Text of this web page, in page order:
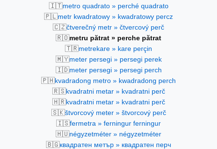
🇮🇹metro quadrato » perché quadrato
🇵🇱metr kwadratowy » kwadratowy percz
🇨🇿čtverečný metr » čtvercový perč
🇷🇴metru pătrat » perche pătrat
🇹🇷metrekare » kare perçin
🇲🇾meter persegi » persegi perek
🇮🇩meter persegi » persegi perch
🇵🇭kvadradong metro » kwadradong perch
🇷🇸kvadratni metar » kvadratni perč
🇭🇷kvadratni metar » kvadratni perč
🇸🇰štvorcový meter » štvorcový perč
🇮🇸fermetra » ferningur ferningur
🇭🇺négyzetméter » négyzetméter
🇧🇬квадратен метър » квадратен перч